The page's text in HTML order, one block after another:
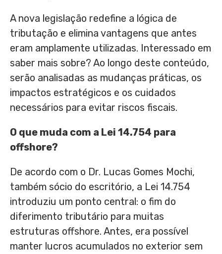
A nova legislação redefine a lógica de
tributação e elimina vantagens que antes
eram amplamente utilizadas. Interessado em
saber mais sobre? Ao longo deste conteúdo,
serão analisadas as mudanças práticas, os
impactos estratégicos e os cuidados
necessários para evitar riscos fiscais.
O que muda com a Lei 14.754 para
offshore?
De acordo com o Dr. Lucas Gomes Mochi,
também sócio do escritório, a Lei 14.754
introduziu um ponto central: o fim do
diferimento tributário para muitas
estruturas offshore. Antes, era possível
manter lucros acumulados no exterior sem